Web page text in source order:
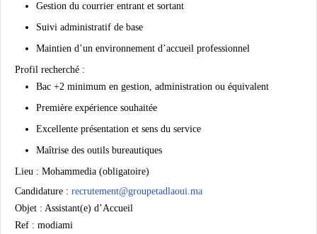
Gestion du courrier entrant et sortant
Suivi administratif de base
Maintien d’un environnement d’accueil professionnel
Profil recherché :
Bac +2 minimum en gestion, administration ou équivalent
Première expérience souhaitée
Excellente présentation et sens du service
Maîtrise des outils bureautiques
Lieu : Mohammedia (obligatoire)
Candidature : recrutement@groupetadlaoui.ma
Objet : Assistant(e) d’Accueil
Ref : modiami